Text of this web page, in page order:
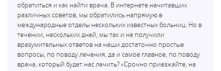
обратиться и как найти врача. В интернете начитавших
различных советов, мы обратились напрямую в
международные отделы нескольких известных больниц. Но в
течении, нескольких дней, мы так и не получили
вразумительных ответов на наши достаточно простые
вопросы, по поводу лечения, да и самое главное, по поводу
врача, который будет нас лечить? «Срочно приезжайте, на